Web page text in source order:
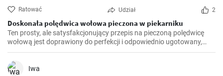
Ratować Udział 2
Doskonała polędwica wołowa pieczona w piekarniku
Ten prosty, ale satysfakcjonujący przepis na pieczoną polędwicę
wołową jest doprawiony do perfekcji i odpowiednio ugotowany,
zapewniając soczysty i delikatny centralny element każdego
świątecznego posiłku.
Iwa